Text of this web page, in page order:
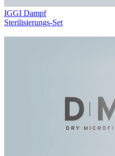
IGGI Dampf
Sterilisierungs-Set